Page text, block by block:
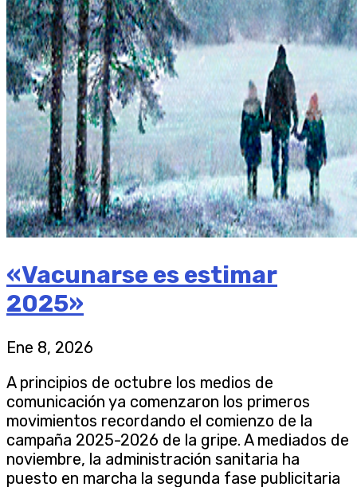
«Vacunarse es estimar
2025»
Ene 8, 2026
A principios de octubre los medios de
comunicación ya comenzaron los primeros
movimientos recordando el comienzo de la
campaña 2025-2026 de la gripe. A mediados de
noviembre, la administración sanitaria ha
puesto en marcha la segunda fase publicitaria